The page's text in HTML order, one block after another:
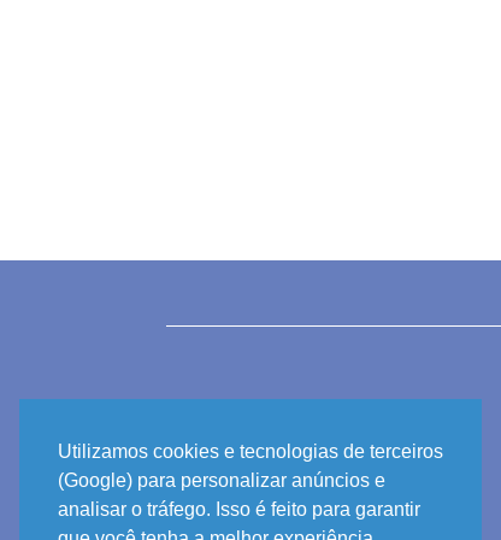
Utilizamos cookies e tecnologias de terceiros
(Google) para personalizar anúncios e
analisar o tráfego. Isso é feito para garantir